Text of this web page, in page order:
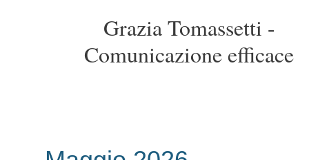
Grazia Tomassetti -
Comunicazione efficace